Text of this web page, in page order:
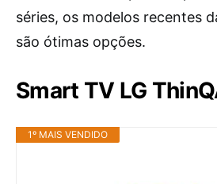
séries, os modelos recentes
são ótimas opções.
Smart TV LG
1º MAIS VENDIDO